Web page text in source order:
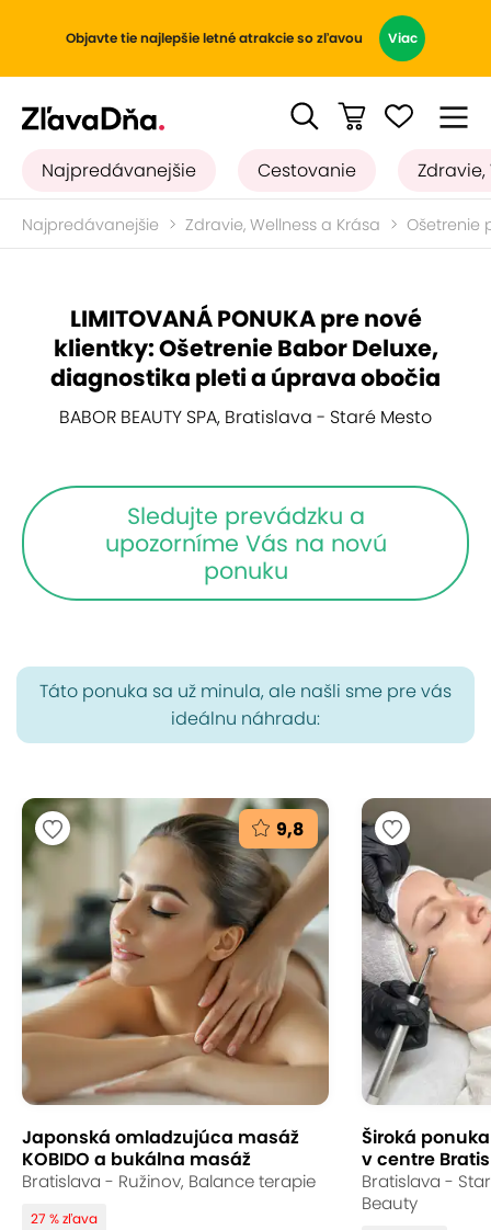
Objavte tie najlepšie letné atrakcie so zľavou Viac
Najpredávanejšie Cestovanie Zdravie,
Najpredávanejšie Zdravie, Wellness a Krása Ošetrenie
LIMITOVANÁ PONUKA pre nové
klientky: Ošetrenie Babor Deluxe,
diagnostika pleti a úprava obočia
BABOR BEAUTY SPA, Bratislava - Staré Mesto
Sledujte prevádzku a
upozorníme Vás na novú
ponuku
Táto ponuka sa už minula, ale našli sme pre vás
ideálnu náhradu:
9,8
Japonská omladzujúca masáž
KOBIDO a bukálna masáž
Bratislava - Ružinov, Balance terapie
27 % zľava
Široká
v centre
Bratislava -
Beauty